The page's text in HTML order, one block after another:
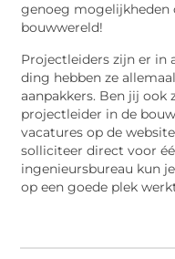
genoeg mogelijkheden
bouwwereld!
Projectleiders zijn er in
ding hebben ze
aanpakkers. Ben jij ook
projectleider in de
vacatures op de
solliciteer direct voor
ingenieursbureau kun
op een goede plek